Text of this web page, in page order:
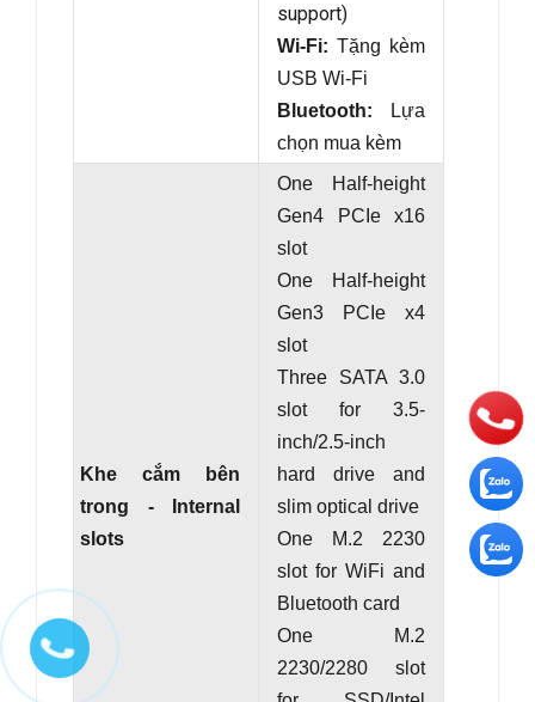
support)
Wi-Fi: Tặng kèm
USB Wi-Fi
Bluetooth: Lựa
chọn mua kèm
Khe cắm bên
trong - Internal
slots
One Half-height
Gen4 PCIe x16
slot
One Half-height
Gen3 PCIe x4
slot
Three SATA 3.0
slot for 3.5-
inch/2.5-inch
hard drive and
slim optical drive
One M.2 2230
slot for WiFi and
Bluetooth card
One M.2
2230/2280 slot